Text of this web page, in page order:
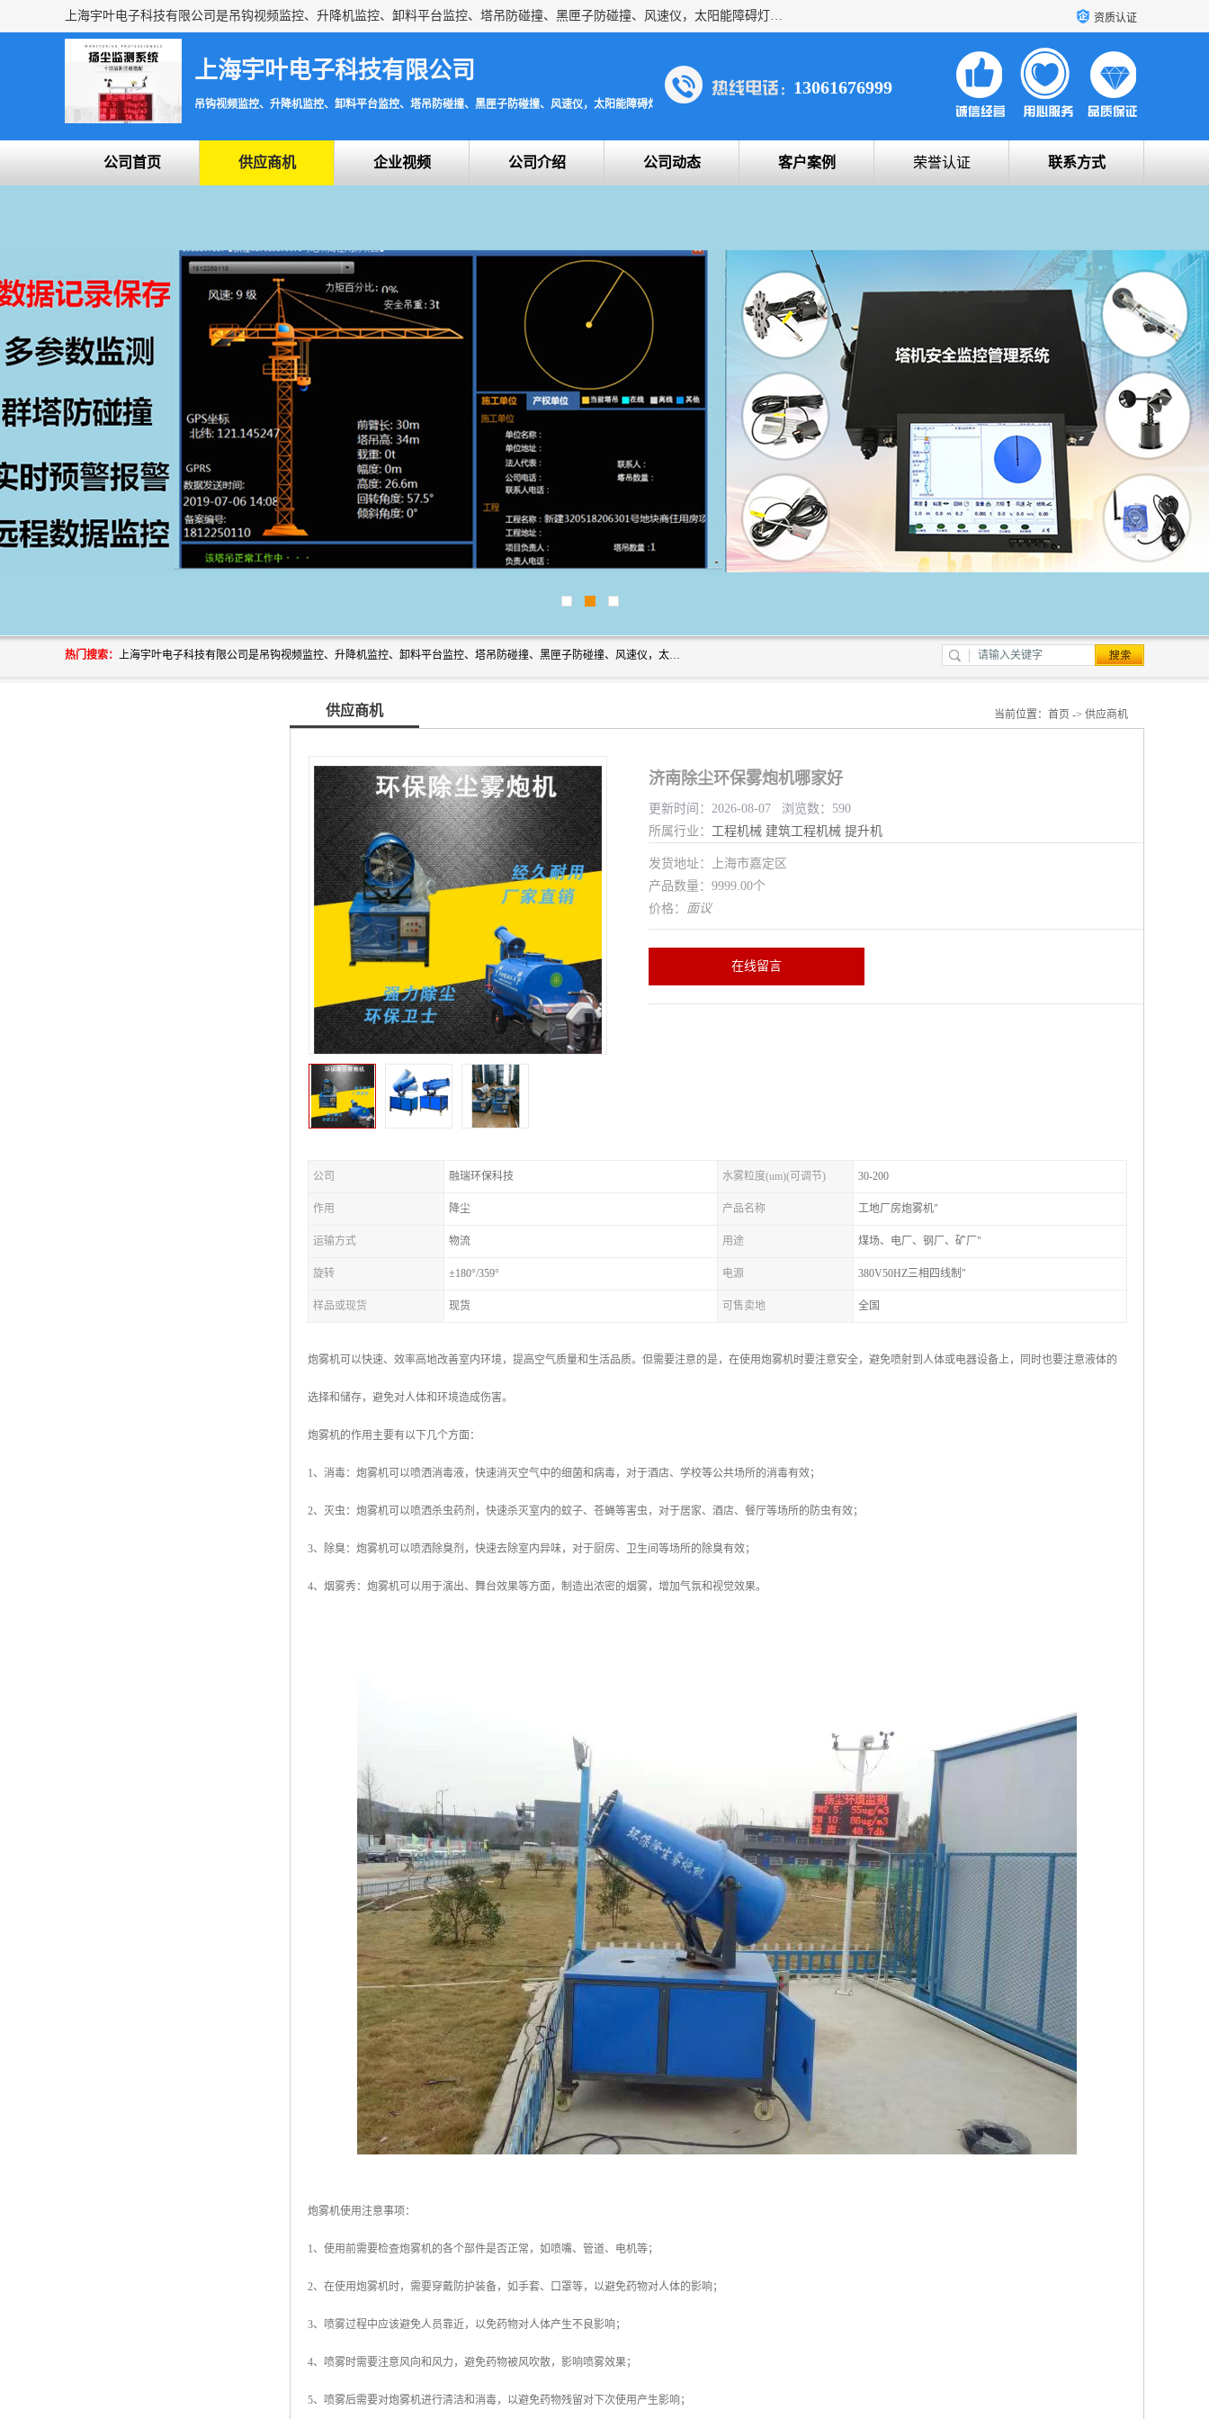
上海宇叶电子科技有限公司是吊钩视频监控、升降机监控、卸料平台监控、塔吊防碰撞、黑匣子防碰撞、风速仪，太阳能障碍灯安全提示灯等一系列升降机的常用配件产品专业研发生产加工的公司，拥有完整、科学的质量管理体系。 资质认证
上海宇叶电子科技有限公司
吊钩视频监控、升降机监控、卸料平台监控、塔吊防碰撞、黑匣子防碰撞、风速仪，太阳能障碍灯安全提示灯
13061676999
公司首页 供应商机 企业视频 公司介绍 公司动态 客户案例 荣誉认证 联系方式
热门搜索： 上海宇叶电子科技有限公司是吊钩视频监控、升降机监控、卸料平台监控、塔吊防碰撞、黑匣子防碰撞、风速仪，太阳能障碍灯安全提示灯等一系列升降机的常用配件产品专业研发生产加工的公司，拥有完整、科学的质量管理体系。
供应商机 当前位置： 首页 -> 供应商机
济南除尘环保雾炮机哪家好
更新时间：2026-08-07 浏览数：590
所属行业： 工程机械 建筑工程机械 提升机
发货地址：上海市嘉定区
产品数量：9999.00个
价格： 面议
在线留言
公司 融瑞环保科技 水雾粒度(um)(可调节) 30-200
作用 降尘 产品名称 工地厂房炮雾机"
运输方式 物流 用途 煤场、电厂、钢厂、矿厂"
旋转 ±180°/359° 电源 380V50HZ三相四线制"
样品或现货 现货 可售卖地 全国
炮雾机可以快速、效率高地改善室内环境，提高空气质量和生活品质。但需要注意的是，在使用炮雾机时要注意安全，避免喷射到人体或电器设备上，同时也要注意液体的
选择和储存，避免对人体和环境造成伤害。
炮雾机的作用主要有以下几个方面：
1、消毒：炮雾机可以喷洒消毒液，快速消灭空气中的细菌和病毒，对于酒店、学校等公共场所的消毒有效；
2、灭虫：炮雾机可以喷洒杀虫药剂，快速杀灭室内的蚊子、苍蝇等害虫，对于居家、酒店、餐厅等场所的防虫有效；
3、除臭：炮雾机可以喷洒除臭剂，快速去除室内异味，对于厨房、卫生间等场所的除臭有效；
4、烟雾秀：炮雾机可以用于演出、舞台效果等方面，制造出浓密的烟雾，增加气氛和视觉效果。
炮雾机使用注意事项：
1、使用前需要检查炮雾机的各个部件是否正常，如喷嘴、管道、电机等；
2、在使用炮雾机时，需要穿戴防护装备，如手套、口罩等，以避免药物对人体的影响；
3、喷雾过程中应该避免人员靠近，以免药物对人体产生不良影响；
4、喷雾时需要注意风向和风力，避免药物被风吹散，影响喷雾效果；
5、喷雾后需要对炮雾机进行清洁和消毒，以避免药物残留对下次使用产生影响；